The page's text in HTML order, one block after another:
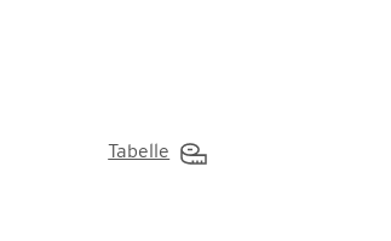
Tabelle